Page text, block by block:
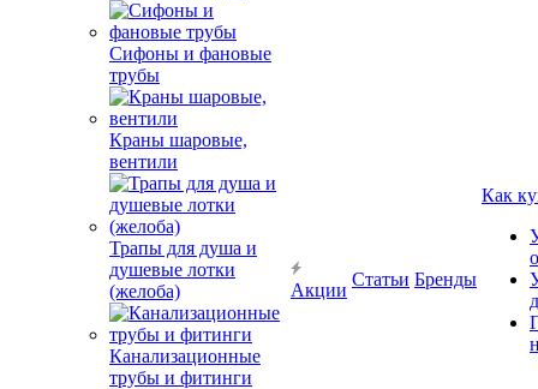
Сифоны и фановые
трубы
Краны шаровые,
вентили
Трапы для душа и
душевые лотки
(желоба)
Канализационные
трубы и фитинги
Акции
Статьи Бренды
Как